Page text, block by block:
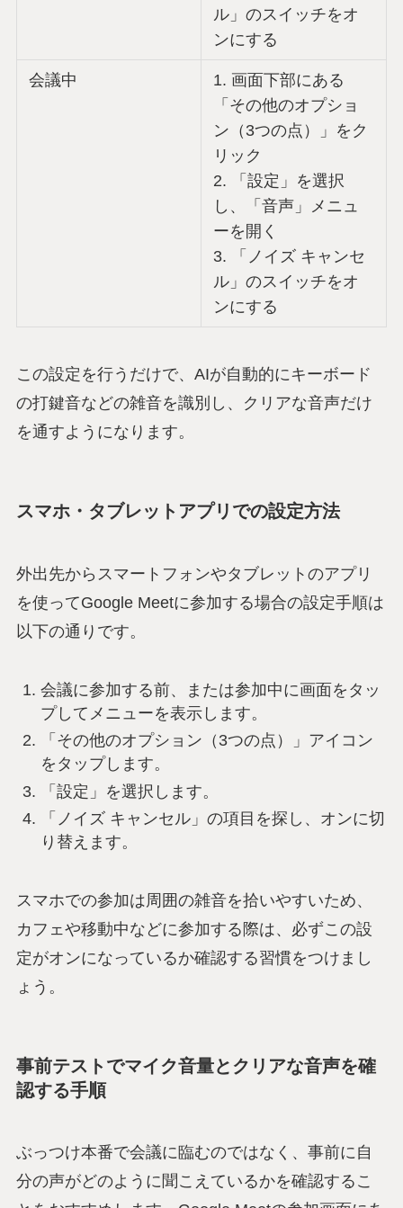
ル」のスイッチをオ
ンにする
会議中
1. 画面下部にある
「その他のオプショ
ン（3つの点）」をク
リック
2. 「設定」を選択
し、「音声」メニュ
ーを開く
3. 「ノイズ キャンセ
ル」のスイッチをオ
ンにする
この設定を行うだけで、AIが自動的にキーボード
の打鍵音などの雑音を識別し、クリアな音声だけ
を通すようになります。
スマホ・タブレットアプリでの設定方法
外出先からスマートフォンやタブレットのアプリ
を使ってGoogle Meetに参加する場合の設定手順は
以下の通りです。
会議に参加する前、または参加中に画面をタッ
プしてメニューを表示します。
「その他のオプション（3つの点）」アイコン
をタップします。
「設定」を選択します。
「ノイズ キャンセル」の項目を探し、オンに切
り替えます。
スマホでの参加は周囲の雑音を拾いやすいため、
カフェや移動中などに参加する際は、必ずこの設
定がオンになっているか確認する習慣をつけまし
ょう。
事前テストでマイク音量とクリアな音声を確
認する手順
ぶっつけ本番で会議に臨むのではなく、事前に自
分の声がどのように聞こえているかを確認するこ